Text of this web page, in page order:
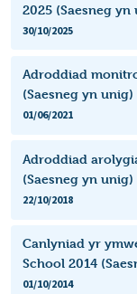
2025 (Saesneg yn
30/10/2025
Adroddiad monitro
(Saesneg yn unig)
01/06/2021
Adroddiad
(Saesneg yn unig)
22/10/2018
Canlyniad yr
School 2014
01/10/2014